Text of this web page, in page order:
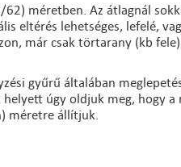
méretben. Az átlagnál
eltérés lehetséges, lefelé,
már csak törtarany (kb
gyűrű általában
úgy oldjuk meg, hogy
méretre állítjuk.